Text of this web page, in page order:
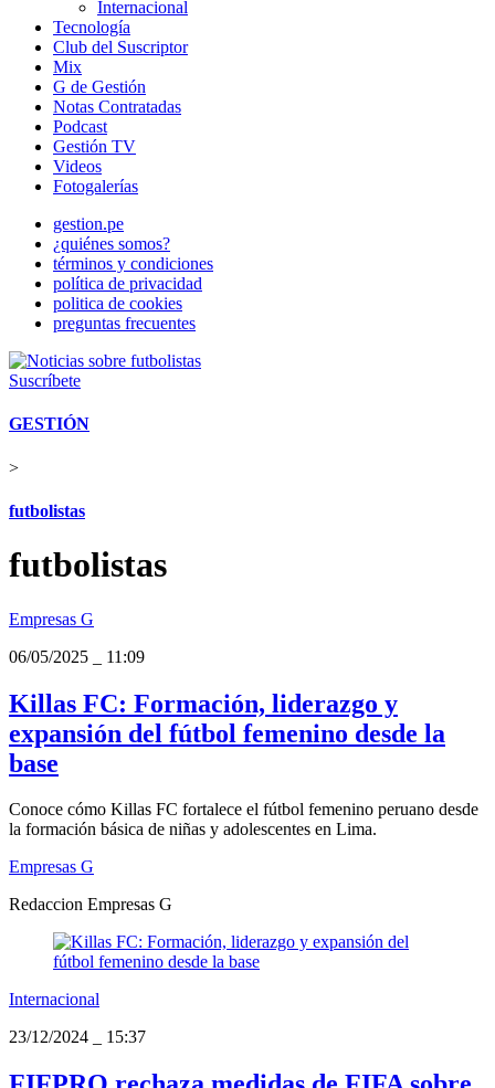
Internacional
Tecnología
Club del Suscriptor
Mix
G de Gestión
Notas Contratadas
Podcast
Gestión TV
Videos
Fotogalerías
gestion.pe
¿quiénes somos?
términos y condiciones
política de privacidad
politica de cookies
preguntas frecuentes
Suscríbete
GESTIÓN
>
futbolistas
futbolistas
Empresas G
06/05/2025
11:09
Killas FC: Formación, liderazgo y
expansión del fútbol femenino desde la
base
Conoce cómo Killas FC fortalece el fútbol femenino peruano desde
la formación básica de niñas y adolescentes en Lima.
Empresas G
Redaccion Empresas G
Internacional
23/12/2024
15:37